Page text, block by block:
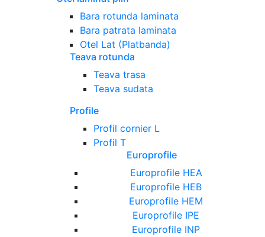
Bara rotunda laminata
Bara patrata laminata
Otel Lat (Platbanda)
Teava rotunda
Teava trasa
Teava sudata
Profile
Profil cornier L
Profil T
Europrofile
Europrofile HEA
Europrofile HEB
Europrofile HEM
Europrofile IPE
Europrofile INP